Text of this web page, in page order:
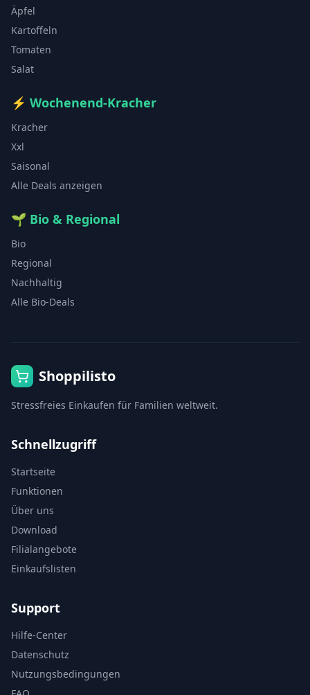
Äpfel
Kartoffeln
Tomaten
Salat
⚡ Wochenend-Kracher
Kracher
Xxl
Saisonal
Alle Deals anzeigen
🌱 Bio & Regional
Bio
Regional
Nachhaltig
Alle Bio-Deals
Shoppilisto
Stressfreies Einkaufen für Familien weltweit.
Schnellzugriff
Startseite
Funktionen
Über uns
Download
Filialangebote
Einkaufslisten
Support
Hilfe-Center
Datenschutz
Nutzungsbedingungen